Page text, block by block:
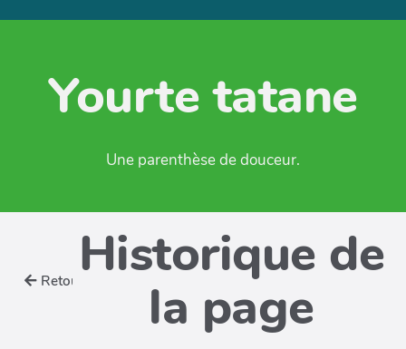
Yourte tatane
Une parenthèse de douceur.
Retour Historique de
la page